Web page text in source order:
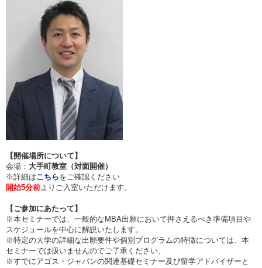
【開催場所について】
会場： 大手町教室（対面開催）
※詳細はこちらをご確認ください
開始5分前よりご入室いただけます。
【ご参加にあたって】
※本セミナーでは、一般的なMBA出願において押さえるべき準備項目や
スケジュールを中心に解説いたします。
※特定の大学の詳細な出願要件や個別プログラムの特徴については、本
セミナーでは扱いませんのでご了承ください。
※すでにアゴス・ジャパンの関連基礎セミナー及び留学アドバイザーと